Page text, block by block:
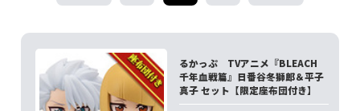
るかっぷ TVアニメ『BLEACH
千年血戦篇』日番谷冬獅郎＆平子
真子 セット【限定座布団付き】